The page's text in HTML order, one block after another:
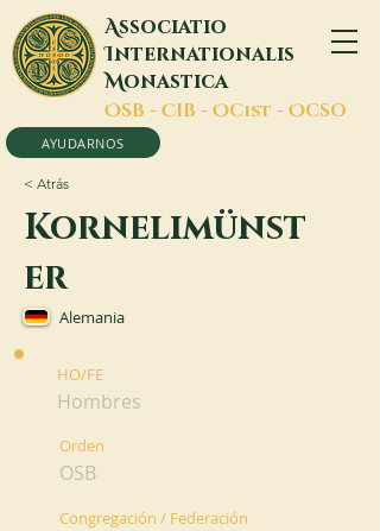
Associatio
Internationalis
Monastica
OSB - CIB - OCist - OCSO
AYUDARNOS
< Atrás
Kornelimünst
er
Alemania
HO/FE
Hombres
Orden
OSB
Congregación / Federación